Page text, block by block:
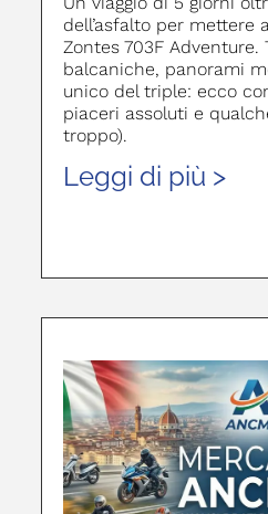
dell’asfalto per mettere
Zontes 703F Adventure.
balcaniche, panorami
unico del triple: ecco
piaceri assoluti e
troppo).
Leggi di più >